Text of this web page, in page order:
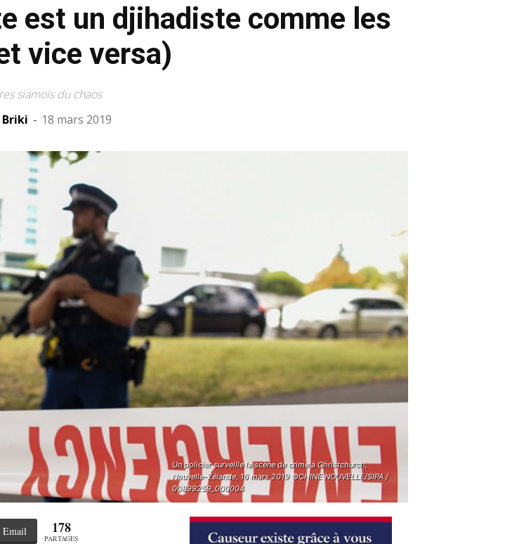
est un djihadiste comme les
vice versa)
siamois du chaos
- 18 mars 2019
Un policier surveille la scène de crime à Christchurch,
Nouvelle-Zélande, 16 mars 2019 ©CHINE NOUVELLE/SIPA /
00899259_000004
Email 178
PARTAGES